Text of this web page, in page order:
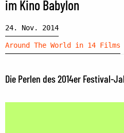
im Kino Babylon
24. Nov. 2014
Around The World in 14 Films
Die Perlen des 2014er Festival-